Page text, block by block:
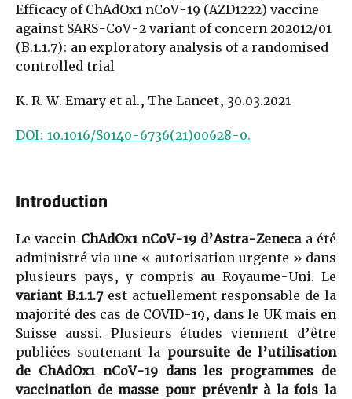
Efficacy of ChAdOx1 nCoV-19 (AZD1222) vaccine
against SARS-CoV-2 variant of concern 202012/01
(B.1.1.7): an exploratory analysis of a randomised
controlled trial
K. R. W. Emary et al., The Lancet, 30.03.2021
DOI: 10.1016/S0140-6736(21)00628-0.
Introduction
Le vaccin ChAdOx1 nCoV-19 d’Astra-Zenecaa été
administré via une « autorisation urgente » dans
plusieurs pays, y compris au Royaume-Uni. Le
variant B.1.1.7est actuellement responsable de la
majorité des cas de COVID-19, dans le UK mais en
Suisse aussi. Plusieurs études viennent d’être
publiées soutenant la poursuite de l’utilisation
de ChAdOx1 nCoV-19 dans les programmes de
vaccination de masse pour prévenir à la fois la